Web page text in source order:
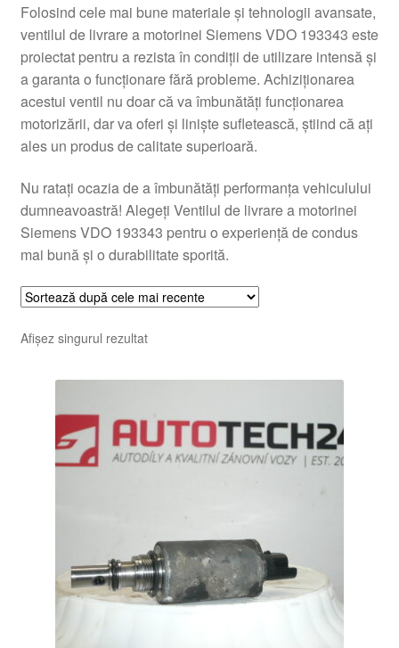
Plângere
Plățile
Politică de confidențialitate
Termeni si conditii
Folosind cele mai bune materiale și tehnologii avansate,
ventilul de livrare a motorinei Siemens VDO 193343 este
proiectat pentru a rezista în condiții de utilizare intensă și
a garanta o funcționare fără probleme. Achiziționarea
acestui ventil nu doar că va îmbunătăți funcționarea
motorizării, dar va oferi și liniște sufletească, știind că ați
ales un produs de calitate superioară.
Nu ratați ocazia de a îmbunătăți performanța vehiculului
dumneavoastră! Alegeți Ventilul de livrare a motorinei
Siemens VDO 193343 pentru o experiență de condus
mai bună și o durabilitate sporită.
Afișez singurul rezultat